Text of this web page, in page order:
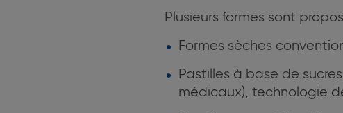
Plusieurs formes sont
Formes sèches
Pastilles à base de
médicaux), technologie